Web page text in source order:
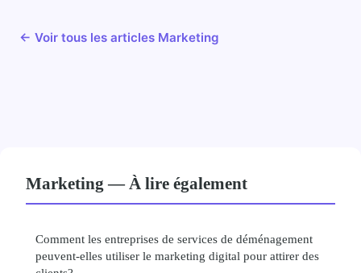
← Voir tous les articles Marketing
Marketing — À lire également
Comment les entreprises de services de déménagement
peuvent-elles utiliser le marketing digital pour attirer des